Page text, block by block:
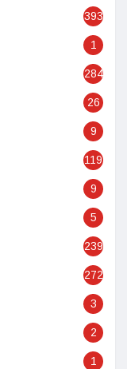
393
1
284
26
9
119
9
5
239
272
3
2
1